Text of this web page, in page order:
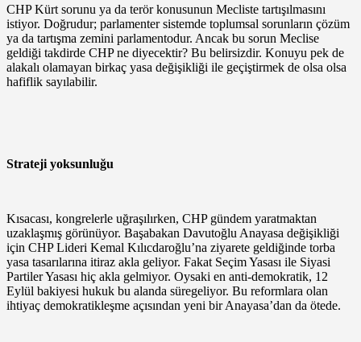
CHP Kürt sorunu ya da terör konusunun Mecliste tartışılmasını
istiyor. Doğrudur; parlamenter sistemde toplumsal sorunların çözüm
ya da tartışma zemini parlamentodur. Ancak bu sorun Meclise
geldiği takdirde CHP ne diyecektir? Bu belirsizdir. Konuyu pek de
alakalı olamayan birkaç yasa değişikliği ile geçiştirmek de olsa olsa
hafiflik sayılabilir.
Strateji yoksunluğu
Kısacası, kongrelerle uğraşılırken, CHP gündem yaratmaktan
uzaklaşmış görünüyor. Başabakan Davutoğlu Anayasa değişikliği
için CHP Lideri Kemal Kılıcdaroğlu’na ziyarete geldiğinde torba
yasa tasarılarına itiraz akla geliyor. Fakat Seçim Yasası ile Siyasi
Partiler Yasası hiç akla gelmiyor. Oysaki en anti-demokratik, 12
Eylül bakiyesi hukuk bu alanda süregeliyor. Bu reformlara olan
ihtiyaç demokratikleşme açısından yeni bir Anayasa’dan da ötede.